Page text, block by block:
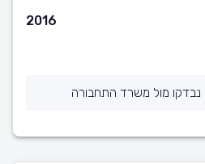
2016
נבדקו מול משרד התחבורה